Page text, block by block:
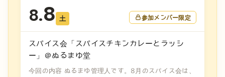
8.8 土 参加メンバー限定
スパイス会「スパイスチキンカレーとラッシ
ー」＠ぬるまゆ堂
今回の内容 ぬるまゆ管理人です。8月のスパイス会は、